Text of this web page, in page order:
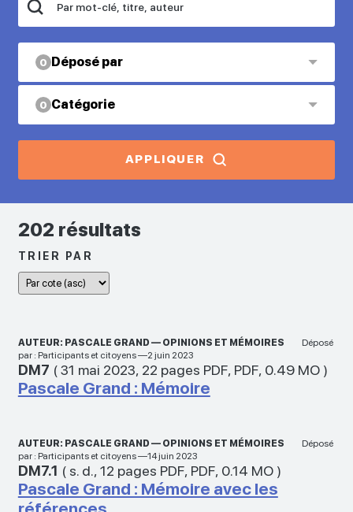
0 Déposé par
0 Catégorie
APPLIQUER
202 résultats
TRIER PAR
AUTEUR: PASCALE GRAND — OPINIONS ET MÉMOIRES
Déposé
par : Participants et citoyens —2 juin 2023
DM7 (31 mai 2023, 22 pages PDF, PDF, 0.49 MO)
Pascale Grand : Mémoire
AUTEUR: PASCALE GRAND — OPINIONS ET MÉMOIRES
Déposé
par : Participants et citoyens —14 juin 2023
DM7.1 ( s. d., 12 pages PDF, PDF, 0.14 MO)
Pascale Grand : Mémoire avec les